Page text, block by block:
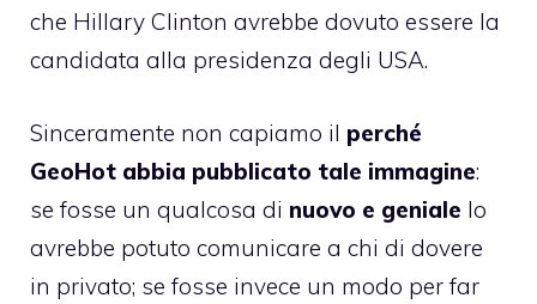
che Hillary Clinton avrebbe dovuto essere la
candidata alla presidenza degli USA.
Sinceramente non capiamo il perché
GeoHot abbia pubblicato tale immagine:
se fosse un qualcosa di nuovo e geniale lo
avrebbe potuto comunicare a chi di dovere
in privato; se fosse invece un modo per far